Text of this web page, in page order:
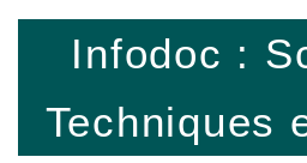
Infodoc :
Techniques